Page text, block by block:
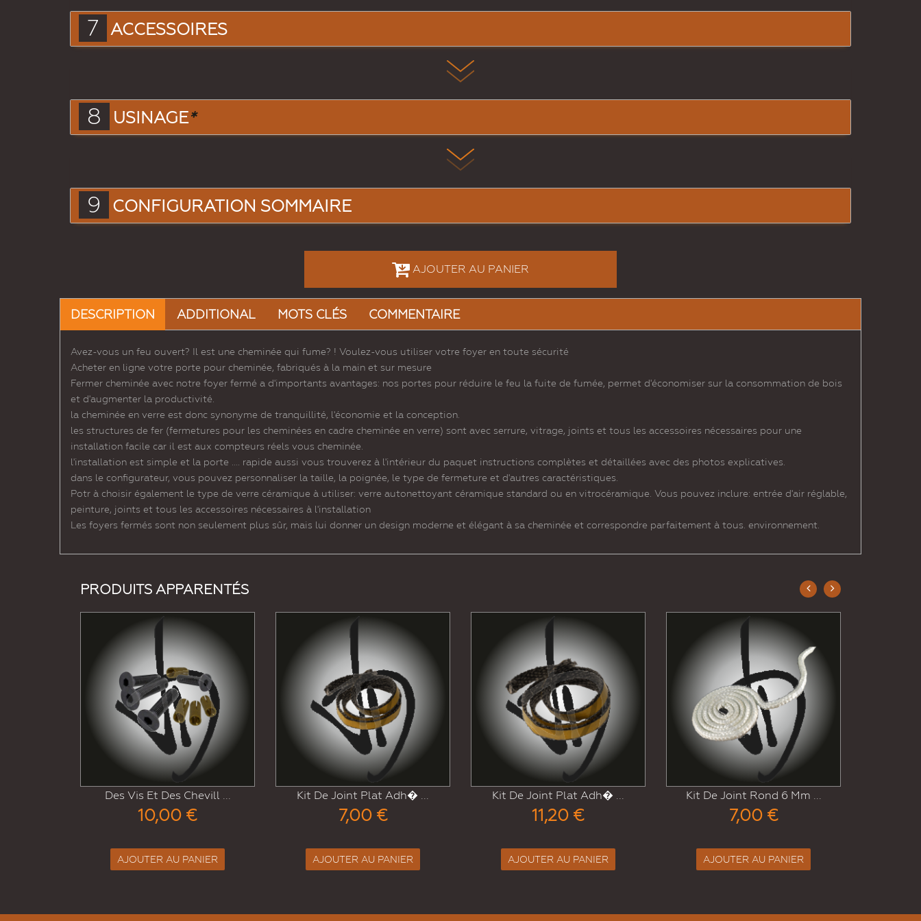
7 ACCESSOIRES
8 USINAGE*
9 CONFIGURATION SOMMAIRE
AJOUTER AU PANIER
DESCRIPTION ADDITIONAL MOTS CLÉS COMMENTAIRE
Avez-vous un feu ouvert? Il est une cheminée qui fume? ! Voulez-vous utiliser votre foyer en toute sécurité
Acheter en ligne votre porte pour cheminée, fabriqués à la main et sur mesure
Fermer cheminée avec notre foyer fermé a d'importants avantages: nos portes pour réduire le feu la fuite de fumée, permet d'économiser sur la consommation de bois
et d'augmenter la productivité.
la cheminée en verre est donc synonyme de tranquillité, l'économie et la conception.
les structures de fer (fermetures pour les cheminées en cadre cheminée en verre) sont avec serrure, vitrage, joints et tous les accessoires nécessaires pour une
installation facile car il est aux compteurs réels vous cheminée.
l'installation est simple et la porte .... rapide aussi vous trouverez à l'intérieur du paquet instructions complètes et détaillées avec des photos explicatives.
dans le configurateur, vous pouvez personnaliser la taille, la poignée, le type de fermeture et d'autres caractéristiques.
Potr à choisir également le type de verre céramique à utiliser: verre autonettoyant céramique standard ou en vitrocéramique. Vous pouvez inclure: entrée d'air réglable,
peinture, joints et tous les accessoires nécessaires à l'installation
Les foyers fermés sont non seulement plus sûr, mais lui donner un design moderne et élégant à sa cheminée et correspondre parfaitement à tous. environnement.
PRODUITS APPARENTÉS
Vis Et Des Chevill ... Kit De Joint Plat Adh� ...
AJOUTER AU PANIER
Kit De Joint Plat Adh� ...
AJOUTER AU PANIER
Kit De Joint Rond 6 Mm ...
AJOUTER AU PANIER
Kit De Joint Rond 6 Mm ...
AJOUTER AU PANIER